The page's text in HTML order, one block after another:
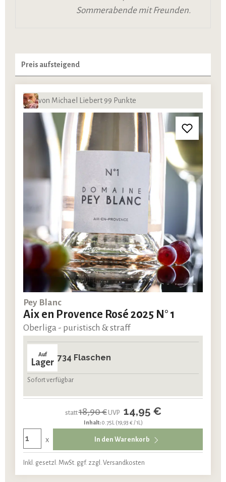
Sommerabende mit Freunden.
von Michael Liebert 99 Punkte
Pey Blanc
Aix en Provence Rosé 2025 N° 1
Oberliga - puristisch & straff
Auf
Lager 734 Flaschen
Sofort verfügbar
statt18,90 €UVP 14,95 €
Inhalt:0.75L (19,93 € / 1L)
x In den Warenkorb
Inkl. gesetzl. MwSt. ggf. zzgl. Versandkosten